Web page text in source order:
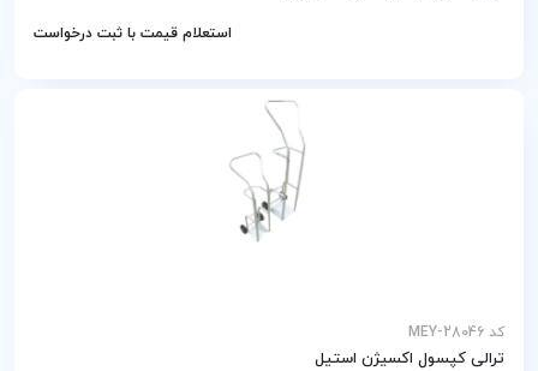
استعلام قیمت با ثبت درخواست
کد MEY-28046
ترالی کپسول اکسیژن استیل